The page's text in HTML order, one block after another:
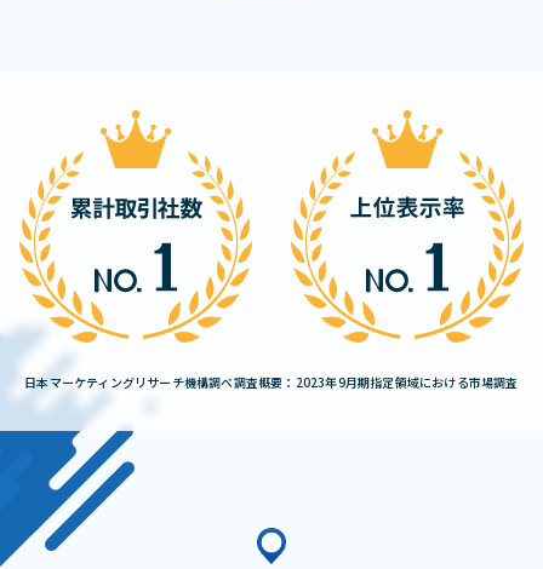
日本マーケティングリサーチ機構調べ調査概要：2023年9月期指定領域における市場調査